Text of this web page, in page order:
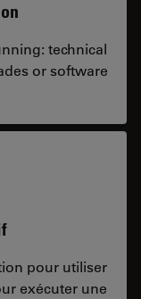
technical
or software
pour utiliser
exécuter une